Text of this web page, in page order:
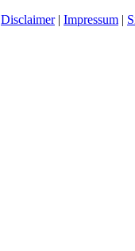
Disclaimer| Impressum |